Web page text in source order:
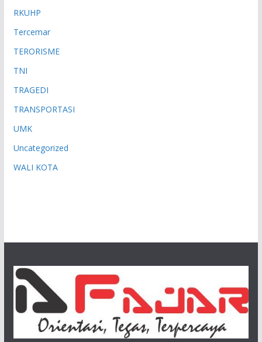
RKUHP
Tercemar
TERORISME
TNI
TRAGEDI
TRANSPORTASI
UMK
Uncategorized
WALI KOTA